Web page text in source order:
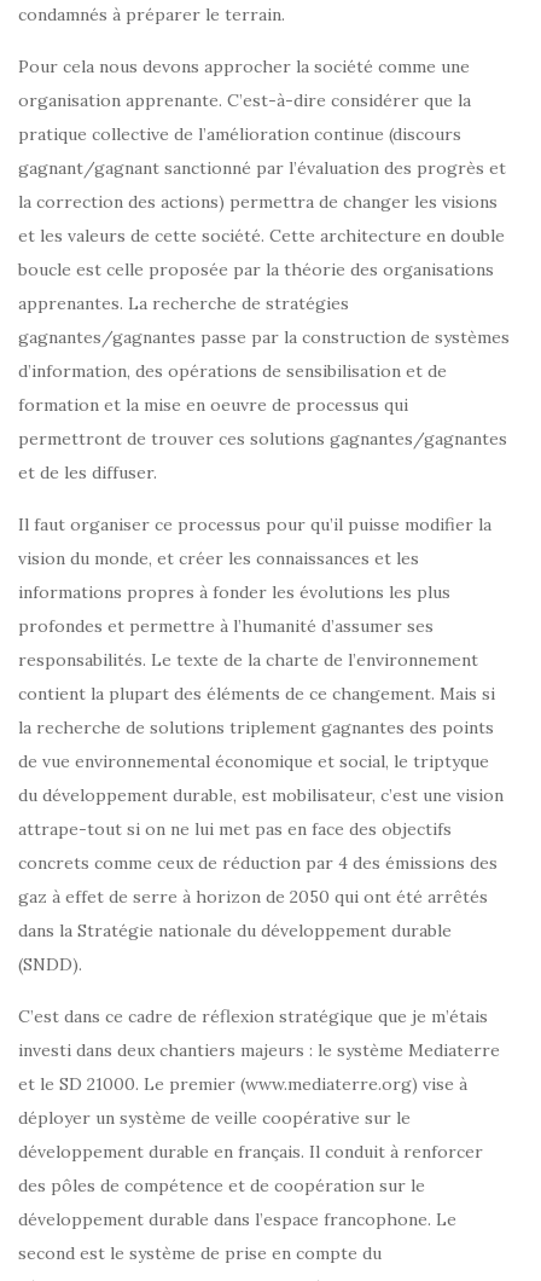
condamnés à préparer le terrain.
Pour cela nous devons approcher la société comme une
organisation apprenante. C’est-à-dire considérer que la
pratique collective de l’amélioration continue (discours
gagnant/gagnant sanctionné par l’évaluation des progrès et
la correction des actions) permettra de changer les visions
et les valeurs de cette société. Cette architecture en double
boucle est celle proposée par la théorie des organisations
apprenantes. La recherche de stratégies
gagnantes/gagnantes passe par la construction de systèmes
d’information, des opérations de sensibilisation et de
formation et la mise en oeuvre de processus qui
permettront de trouver ces solutions gagnantes/gagnantes
et de les diffuser.
Il faut organiser ce processus pour qu’il puisse modifier la
vision du monde, et créer les connaissances et les
informations propres à fonder les évolutions les plus
profondes et permettre à l’humanité d’assumer ses
responsabilités. Le texte de la charte de l’environnement
contient la plupart des éléments de ce changement. Mais si
la recherche de solutions triplement gagnantes des points
de vue environnemental économique et social, le triptyque
du développement durable, est mobilisateur, c’est une vision
attrape-tout si on ne lui met pas en face des objectifs
concrets comme ceux de réduction par 4 des émissions des
gaz à effet de serre à horizon de 2050 qui ont été arrêtés
dans la Stratégie nationale du développement durable
(SNDD).
C’est dans ce cadre de réflexion stratégique que je m’étais
investi dans deux chantiers majeurs : le système Mediaterre
et le SD 21000. Le premier (www.mediaterre.org) vise à
déployer un système de veille coopérative sur le
développement durable en français. Il conduit à renforcer
des pôles de compétence et de coopération sur le
développement durable dans l’espace francophone. Le
second est le système de prise en compte du